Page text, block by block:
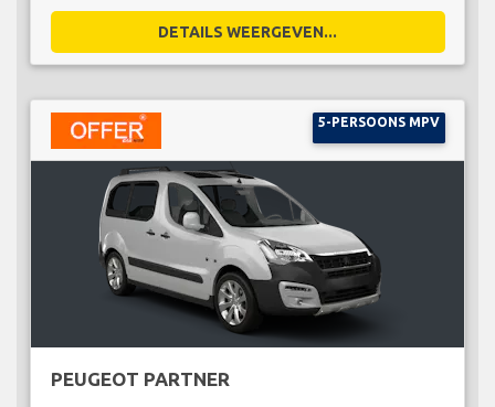
DETAILS WEERGEVEN...
5-PERSOONS MPV
PEUGEOT PARTNER